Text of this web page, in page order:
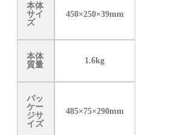
本体
サイ
ズ
450×250×39mm
本体
質量
1.6kg
パッ
ケー
ジサ
イズ
485×75×290mm